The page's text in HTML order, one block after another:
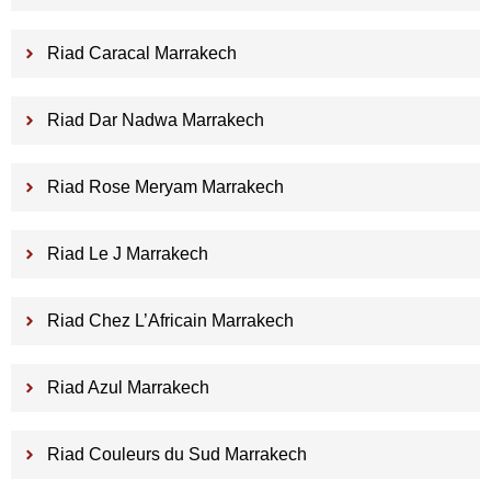
Riad Caracal Marrakech
Riad Dar Nadwa Marrakech
Riad Rose Meryam Marrakech
Riad Le J Marrakech
Riad Chez L’Africain Marrakech
Riad Azul Marrakech
Riad Couleurs du Sud Marrakech